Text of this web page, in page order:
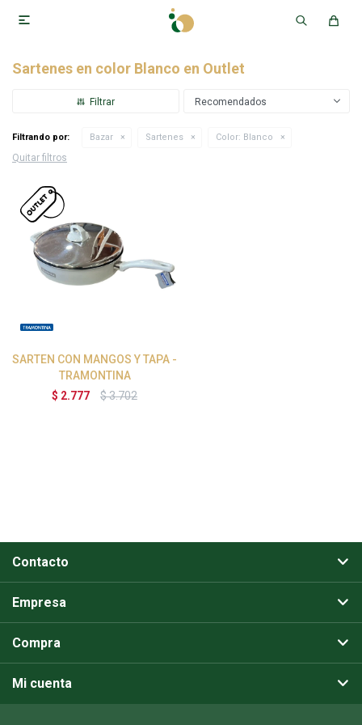

Sartenes en color Blanco en Outlet
Recomendados
Filtrando por: Bazar Sartenes Color: Blanco
Quitar filtros
SARTEN CON MANGOS Y TAPA -
TRAMONTINA
$ 2.777 $3.702
Contacto
Empresa
Compra
Mi cuenta